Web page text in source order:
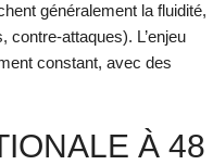
généralement la fluidité,
attaques). L’enjeu
constant, avec des
À 48